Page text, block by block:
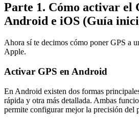
Parte 1. Cómo activar el
Android e iOS (Guía
Ahora sí te decimos cómo poner GPS a
Apple.
Activar GPS en Android
En Android existen dos formas
rápida y otra más detallada. Ambas
permite configurar mejor la precisión del